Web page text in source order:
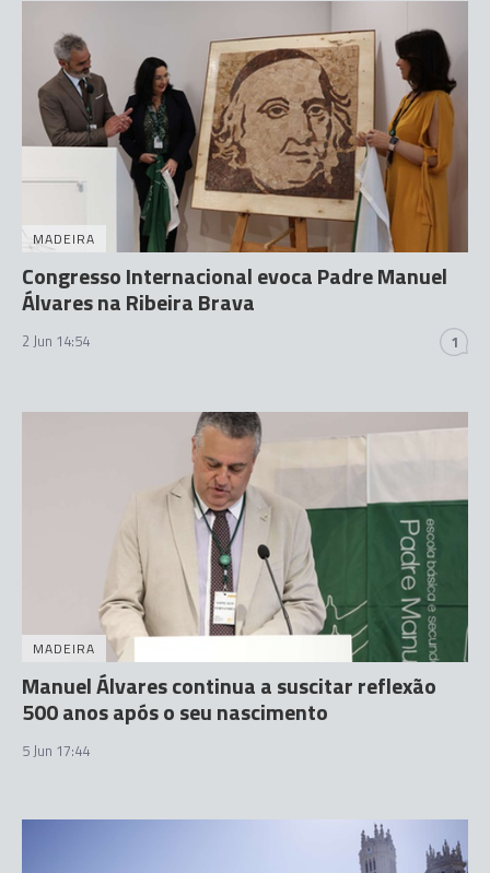
MADEIRA
Congresso Internacional evoca Padre Manuel
Álvares na Ribeira Brava
2 Jun 14:54 1
MADEIRA
Manuel Álvares continua a suscitar reflexão
500 anos após o seu nascimento
5 Jun 17:44